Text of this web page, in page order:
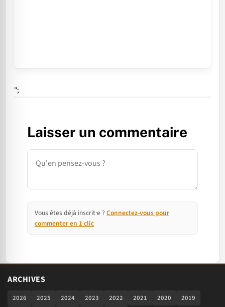
";
Laisser un commentaire
Commentaire
Vous êtes déjà inscrit·e ? Connectez-vous pour
commenter en 1 clic
ARCHIVES
2026 2025 2024 2023 2022 2021 2020
2019